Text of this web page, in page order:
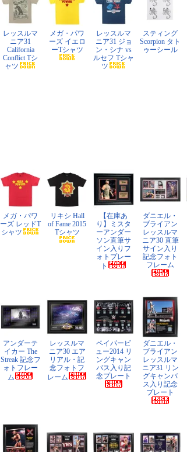
レッスルマ
ニア31
California
Conflict Tシ
ャツ
メガ・パワ
ーズ イエロ
ーTシャツ
レッスルマ
ニア31 ジョ
ン・シナ vs
ルセフ Tシャ
ツ
スティング
Scorpion タト
ゥーシール
メガ・パワ
ーズ レッドT
シャツ
リキシ Hall
of Fame 2015
Tシャツ
【在庫あ
り】ミスタ
ーアンダー
ソン直筆サ
イン入りフ
ォトプレー
ト
ダニエル・
ブライアン
レッスルマ
ニア30 直筆
サイン入り
記念フォト
フレーム
アンダーテ
イカー The
Streak 記念フ
ォトフレー
ム
レッスルマ
ニア30 エア
リアル・記
念フォトフ
レーム
ペイパービ
ュー2014 リ
ングキャン
バス入り記
念プレート
ダニエル・
ブライアン
レッスルマ
ニア31 リン
グキャンバ
ス入り記念
プレート